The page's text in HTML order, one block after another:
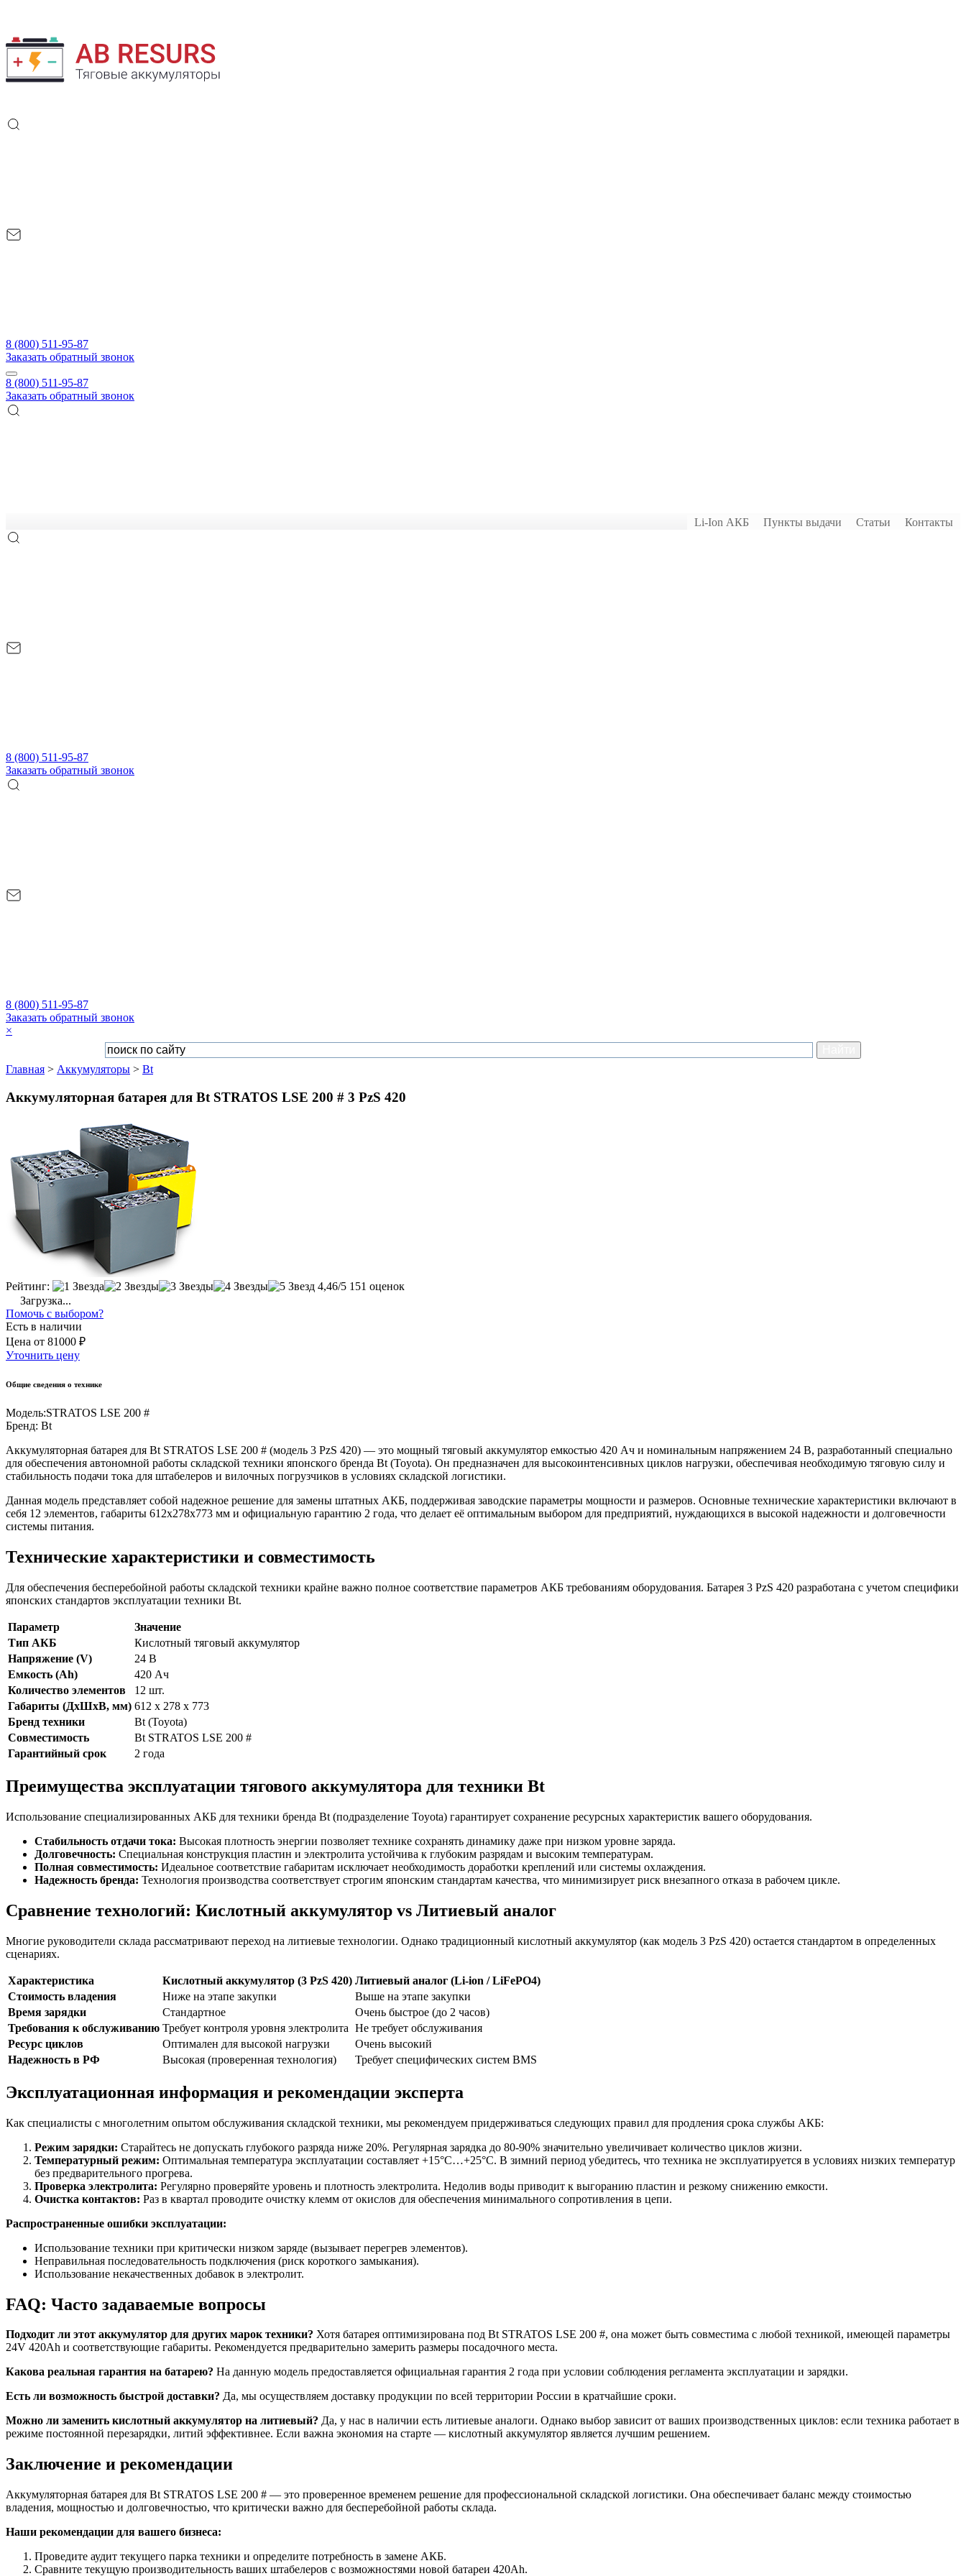
8 (800) 511-95-87
Заказать обратный звонок
8 (800) 511-95-87
Заказать обратный звонок
Li-Ion АКБ Пункты выдачи Статьи Контакты
8 (800) 511-95-87
Заказать обратный звонок
8 (800) 511-95-87
Заказать обратный звонок
×
Главная > Аккумуляторы > Bt
Аккумуляторная батарея для Bt STRATOS LSE 200 # 3 PzS 420
Рейтинг: 4,46/5 151 оценок
Загрузка...
Помочь с выбором?
Есть в наличии
Цена от 81000 ₽
Уточнить цену
Общие сведения о технике
Модель:STRATOS LSE 200 #
Бренд: Bt
Аккумуляторная батарея для Bt STRATOS LSE 200 # (модель 3 PzS 420) — это мощный тяговый аккумулятор емкостью 420 Ач и номинальным напряжением 24 В, разработанный специально
для обеспечения автономной работы складской техники японского бренда Bt (Toyota). Он предназначен для высокоинтенсивных циклов нагрузки, обеспечивая необходимую тяговую силу и
стабильность подачи тока для штабелеров и вилочных погрузчиков в условиях складской логистики.
Данная модель представляет собой надежное решение для замены штатных АКБ, поддерживая заводские параметры мощности и размеров. Основные технические характеристики включают в
себя 12 элементов, габариты 612x278x773 мм и официальную гарантию 2 года, что делает её оптимальным выбором для предприятий, нуждающихся в высокой надежности и долговечности
системы питания.
Технические характеристики и совместимость
Для обеспечения бесперебойной работы складской техники крайне важно полное соответствие параметров АКБ требованиям оборудования. Батарея 3 PzS 420 разработана с учетом специфики
японских стандартов эксплуатации техники Bt.
Параметр
Значение
Тип АКБ
Кислотный тяговый аккумулятор
Напряжение (V)
24 В
Емкость (Ah)
420 Ач
Количество элементов
12 шт.
Габариты (ДхШхВ, мм) 612 x 278 x 773
Бренд техники
Bt (Toyota)
Совместимость
Bt STRATOS LSE 200 #
Гарантийный срок
2 года
Преимущества эксплуатации тягового аккумулятора для техники Bt
Использование специализированных АКБ для техники бренда Bt (подразделение Toyota) гарантирует сохранение ресурсных характеристик вашего оборудования.
Стабильность отдачи тока: Высокая плотность энергии позволяет технике сохранять динамику даже при низком уровне заряда.
Долговечность: Специальная конструкция пластин и электролита устойчива к глубоким разрядам и высоким температурам.
Полная совместимость: Идеальное соответствие габаритам исключает необходимость доработки креплений или системы охлаждения.
Надежность бренда: Технология производства соответствует строгим японским стандартам качества, что минимизирует риск внезапного отказа в рабочем цикле.
Сравнение технологий: Кислотный аккумулятор vs Литиевый аналог
Многие руководители склада рассматривают переход на литиевые технологии. Однако традиционный кислотный аккумулятор (как модель 3 PzS 420) остается стандартом в определенных
сценариях.
Характеристика Кислотный аккумулятор (3 PzS 420) Литиевый аналог (Li-ion / LiFePO4)
Стоимость владения
Ниже на этапе закупки
Выше на этапе закупки
Время зарядки
Стандартное
Очень быстрое (до 2 часов)
Требования к обслуживанию Требует контроля уровня электролита Не требует обслуживания
Ресурс циклов
Оптимален для высокой нагрузки
Очень высокий
Надежность в РФ
Высокая (проверенная технология) Требует специфических систем BMS
Эксплуатационная информация и рекомендации эксперта
Как специалисты с многолетним опытом обслуживания складской техники, мы рекомендуем придерживаться следующих правил для продления срока службы АКБ:
Режим зарядки: Старайтесь не допускать глубокого разряда ниже 20%. Регулярная зарядка до 80-90% значительно увеличивает количество циклов жизни.
Температурный режим: Оптимальная температура эксплуатации составляет +15°C…+25°C. В зимний период убедитесь, что техника не эксплуатируется в условиях низких температур
без предварительного прогрева.
Проверка электролита: Регулярно проверяйте уровень и плотность электролита. Недолив воды приводит к выгоранию пластин и резкому снижению емкости.
Очистка контактов: Раз в квартал проводите очистку клемм от окислов для обеспечения минимального сопротивления в цепи.
Распространенные ошибки эксплуатации:
Использование техники при критически низком заряде (вызывает перегрев элементов).
Неправильная последовательность подключения (риск короткого замыкания).
Использование некачественных добавок в электролит.
FAQ: Часто задаваемые вопросы
Подходит ли этот аккумулятор для других марок техники? Хотя батарея оптимизирована под Bt STRATOS LSE 200 #, она может быть совместима с любой техникой, имеющей параметры
24V 420Ah и соответствующие габариты. Рекомендуется предварительно замерить размеры посадочного места.
Какова реальная гарантия на батарею? На данную модель предоставляется официальная гарантия 2 года при условии соблюдения регламента эксплуатации и зарядки.
Есть ли возможность быстрой доставки? Да, мы осуществляем доставку продукции по всей территории России в кратчайшие сроки.
Можно ли заменить кислотный аккумулятор на литиевый? Да, у нас в наличии есть литиевые аналоги. Однако выбор зависит от ваших производственных циклов: если техника работает в
режиме постоянной перезарядки, литий эффективнее. Если важна экономия на старте — кислотный аккумулятор является лучшим решением.
Заключение и рекомендации
Аккумуляторная батарея для Bt STRATOS LSE 200 # — это проверенное временем решение для профессиональной складской логистики. Она обеспечивает баланс между стоимостью
владения, мощностью и долговечностью, что критически важно для бесперебойной работы склада.
Наши рекомендации для вашего бизнеса:
Проведите аудит текущего парка техники и определите потребность в замене АКБ.
Сравните текущую производительность ваших штабелеров с возможностями новой батареи 420Ah.